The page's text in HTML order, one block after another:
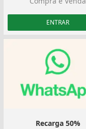
ENTRAR
Recarga 50%